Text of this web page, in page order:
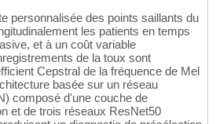
personnalisée des points saillants du
les patients en temps
et à un coût variable
de la toux sont
Cepstral de la fréquence de Mel
basée sur un réseau
composé d'une couche de
et de trois réseaux ResNet50